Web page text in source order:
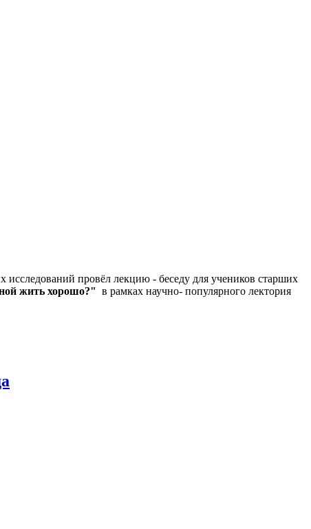
исследований провёл лекцию - беседу для учеников старших
жить хорошо?" в рамках научно- популярного лектория